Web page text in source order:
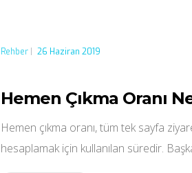
Rehber 26 Haziran 2019
Hemen Çıkma Oranı
Hemen çıkma oranı, tüm tek sayfa
hesaplamak için kullanılan süredir.